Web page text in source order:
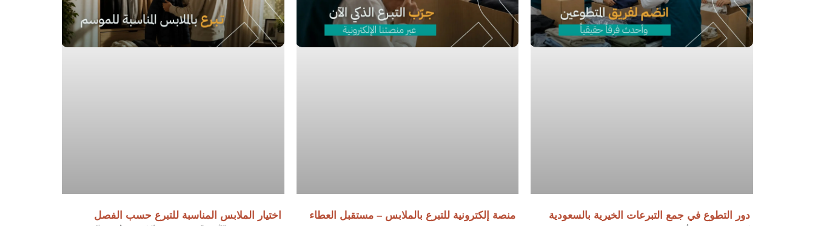
دور التطوع في جمع التبرعات الخيرية بالسعودية منصة إلكترونية للتبرع بالملابس – مستقبل العطاء اختيار الملابس المناسبة للتبرع حسب الفصل